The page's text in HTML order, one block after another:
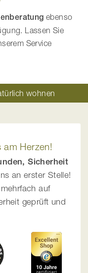
ebenso
Lassen Sie
Service
wohnen
am Herzen!
Sicherheit
an erster Stelle!
auf
geprüft und